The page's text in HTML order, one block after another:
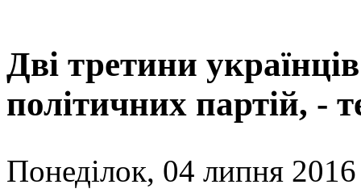
Дві третини
політичних партій, -
Понеділок, 04 липня